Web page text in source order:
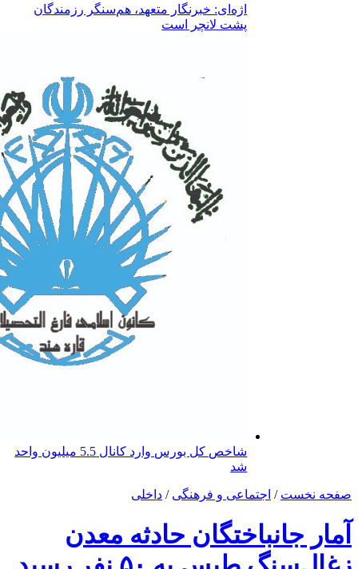
اژه‌ای: خبرنگار متعهد، هم‌سنگر رزمندگان
پشت لانچر است
شاخص کل بورس وارد کانال 5.5 میلیون واحد
شد
صفحه نخست / اجتماعی و فرهنگی / داخلی
آمار جانباختگان حادثه معدن